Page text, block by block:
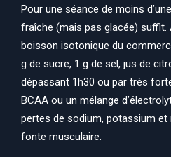
Pour une séance de moins
fraîche (mais pas glacée) suffit.
boisson isotonique du
g de sucre, 1 g de sel, jus de
dépassant 1h30 ou par très
BCAA ou un mélange
pertes de sodium, potassium
fonte musculaire.